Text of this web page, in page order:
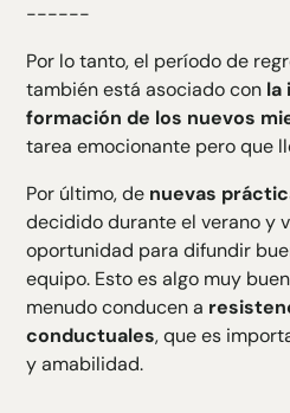
------
Por lo tanto, el período de
también está asociado con la
formación de los nuevos
tarea emocionante pero que
Por último, de nuevas
decidido durante el verano y
oportunidad para difundir
equipo. Esto es algo muy
menudo conducen a
conductuales, que es
y amabilidad.